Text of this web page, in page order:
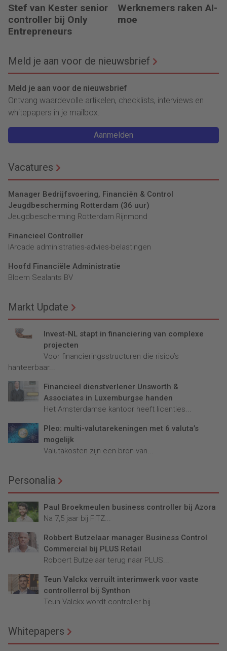
Stef van Kester senior
controller bij Only
Entrepreneurs
Werknemers raken AI-
moe
Meld je aan voor de nieuwsbrief
Meld je aan voor de nieuwsbrief
Ontvang waardevolle artikelen, checklists, interviews en
whitepapers in je mailbox.
Aanmelden
Vacatures
Manager Bedrijfsvoering, Financiën & Control
Jeugdbescherming Rotterdam (36 uur)
Jeugdbescherming Rotterdam Rijnmond
Financieel Controller
lArcade administraties-advies-belastingen
Hoofd Financiële Administratie
Bloem Sealants BV
Markt Update
Invest-NL stapt in financiering van complexe
projecten
Voor financieringsstructuren die risico’s
hanteerbaar...
Financieel dienstverlener Unsworth &
Associates in Luxemburgse handen
Het Amsterdamse kantoor heeft licenties...
Pleo: multi-valutarekeningen met 6 valuta’s
mogelijk
Valutakosten zijn een bron van...
Personalia
Paul Broekmeulen business controller bij Azora
Na 7,5 jaar bij FITZ...
Robbert Butzelaar manager Business Control
Commercial bij PLUS Retail
Robbert Butzelaar terug naar PLUS...
Teun Valckx verruilt interimwerk voor vaste
controllerrol bij Synthon
Teun Valckx wordt controller bij...
Whitepapers